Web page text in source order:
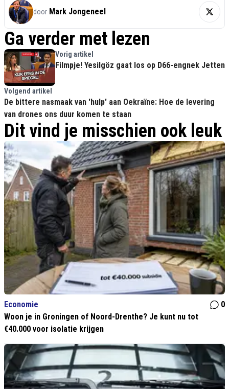
door Mark Jongeneel
Ga verder met lezen
Vorig artikel
Filmpje! Yesilgöz gaat los op D66-engnek Jetten
Volgend artikel
De bittere nasmaak van 'hulp' aan Oekraïne: Hoe de levering
van drones ons duur komen te staan
Dit vind je misschien ook leuk
Economie
0
Woon je in Groningen of Noord-Drenthe? Je kunt nu tot
€40.000 voor isolatie krijgen